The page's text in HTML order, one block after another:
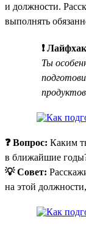
и должности.
выполнять
❗
Ты
❓ Вопрос: Каким
в ближайшие
💡 Совет:
на этой